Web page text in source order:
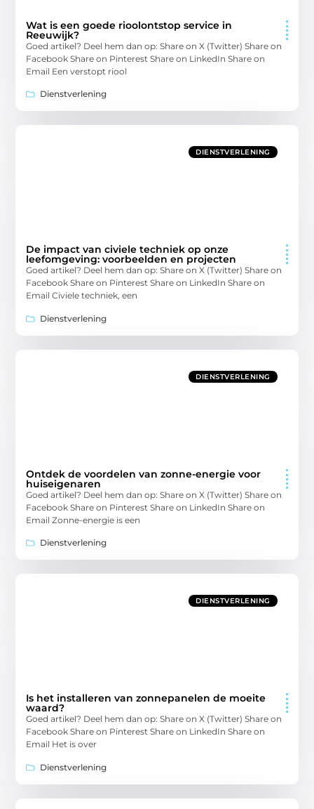
Wat is een goede rioolontstop service in
Reeuwijk?
Goed artikel? Deel hem dan op: Share on X (Twitter) Share on
Facebook Share on Pinterest Share on LinkedIn Share on
Email Een verstopt riool
Dienstverlening
DIENSTVERLENING
De impact van civiele techniek op onze
leefomgeving: voorbeelden en projecten
Goed artikel? Deel hem dan op: Share on X (Twitter) Share on
Facebook Share on Pinterest Share on LinkedIn Share on
Email Civiele techniek, een
Dienstverlening
DIENSTVERLENING
Ontdek de voordelen van zonne-energie voor
huiseigenaren
Goed artikel? Deel hem dan op: Share on X (Twitter) Share on
Facebook Share on Pinterest Share on LinkedIn Share on
Email Zonne-energie is een
Dienstverlening
DIENSTVERLENING
Is het installeren van zonnepanelen de moeite
waard?
Goed artikel? Deel hem dan op: Share on X (Twitter) Share on
Facebook Share on Pinterest Share on LinkedIn Share on
Email Het is over
Dienstverlening